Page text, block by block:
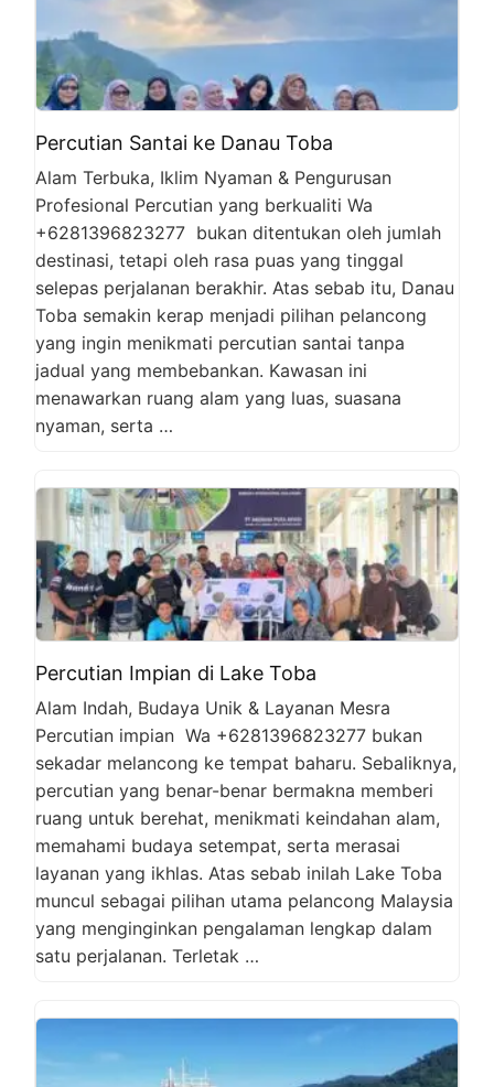
Percutian Santai ke Danau Toba
Alam Terbuka, Iklim Nyaman & Pengurusan
Profesional Percutian yang berkualiti Wa
+6281396823277 bukan ditentukan oleh jumlah
destinasi, tetapi oleh rasa puas yang tinggal
selepas perjalanan berakhir. Atas sebab itu, Danau
Toba semakin kerap menjadi pilihan pelancong
yang ingin menikmati percutian santai tanpa
jadual yang membebankan. Kawasan ini
menawarkan ruang alam yang luas, suasana
nyaman, serta …
Percutian Impian di Lake Toba
Alam Indah, Budaya Unik & Layanan Mesra
Percutian impian Wa +6281396823277 bukan
sekadar melancong ke tempat baharu. Sebaliknya,
percutian yang benar-benar bermakna memberi
ruang untuk berehat, menikmati keindahan alam,
memahami budaya setempat, serta merasai
layanan yang ikhlas. Atas sebab inilah Lake Toba
muncul sebagai pilihan utama pelancong Malaysia
yang menginginkan pengalaman lengkap dalam
satu perjalanan. Terletak …